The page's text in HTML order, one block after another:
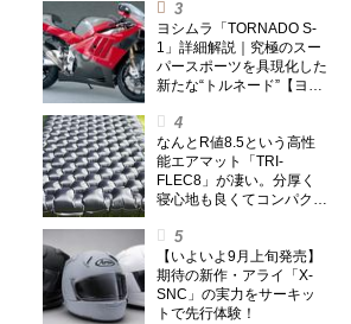
ヨシムラ「TORNADO S-
1」詳細解説｜究極のスー
パースポーツを具現化した
新たな“トルネード”【ヨシ
なんとR値8.5という高性
能エアマット「TRI-
FLEC8」が凄い。分厚く
寝心地も良くてコンパクト
トを試してみた〈若林浩志
のスーパー・カブカブ・ダ
イアリーズ Vol.385〉
【いよいよ9月上旬発売】
期待の新作・アライ「X-
SNC」の実力をサーキッ
トで先行体験！